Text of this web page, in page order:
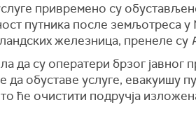
привремено су
путника после земљотреса у
железница, пренеле су
да су оператери брзог јавног
да обуставе услуге, евакуишу
ће очистити подручја